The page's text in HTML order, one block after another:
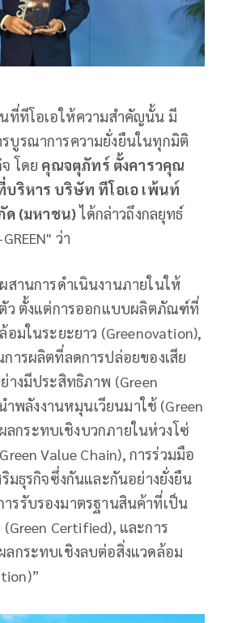
ที่ทีโอเอให้ความสำคัญนั้น มี
บูรณาการความยั่งยืนในทุกมิติ
โดย คุณจตุภัทร์ ตั้งคารวคุณ
บริหาร บริษัท ทีโอเอ เพ้นท์
ด (มหาชน)ได้กล่าวถึงกลยุทธ์
ว่า
สานการดำเนินงานภายในให้
ว ตั้งแต่การออกแบบผลิตภัณฑ์ที่
มในระยะยาว (Greenovation),
ารผลิตที่ลดการปล่อยของเสีย
างมีประสิทธิภาพ (Green
ำพลังงานหมุนเวียนมาใช้ (Green
ลกระทบเชิงบวกภายในห่วงโซ่
Value Chain), การร่วมมือ
มธุรกิจซึ่งกันและกันอย่างยั่งยืน
ารรับรองมาตรฐานสินค้าที่เป็น
Certified), และการ
ลกระทบเชิงลบต่อสิ่งแวดล้อม